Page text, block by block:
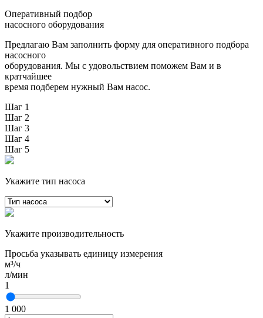
Оперативный подбор
насосного оборудования
Предлагаю Вам заполнить форму для оперативного подбора
насосного
оборудования. Мы с удовольствием поможем Вам и в
кратчайшее
время подберем нужный Вам насос.
Шаг 1
Шаг 2
Шаг 3
Шаг 4
Шаг 5
Укажите тип насоса
Укажите производительность
Просьба указывать единицу измерения
м³/ч
л/мин
1
1 000